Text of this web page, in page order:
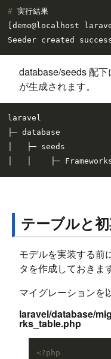
# 実行結果
[demo@localhost
database/seeds 配
が生成されます。
laravel
├─ database
│   ├─ seeds
テーブルと
モデルを実装する前
タを作成しておきま
マイグレーションを
laravel/database/
rks_table.php
<?php